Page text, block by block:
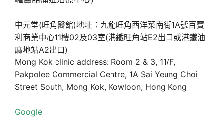
中元堂(旺角醫舘)地址：九龍旺角西洋菜南街1A號百寶
利商業中心11樓02及03室(港鐵旺角站E2出口或港鐵油
麻地站A2出口)
Mong Kok clinic address: Room 2 & 3, 11/F,
Pakpolee Commercial Centre, 1A Sai Yeung Choi
Street South, Mong Kok, Kowloon, Hong Kong
Google